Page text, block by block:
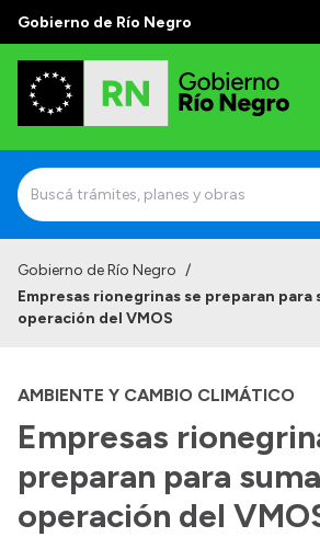
Gobierno de Río Negro
Autoridades
Autoridades y Organismos
Discursos en la Legislatura
Casa de Gobierno
Acerca de Río Negro
Gobierno de Río Negro /
Empresas rionegrinas se preparan para
operación del VMOS
AMBIENTE Y CAMBIO CLIMÁTICO
Empresas
preparan para
operación del